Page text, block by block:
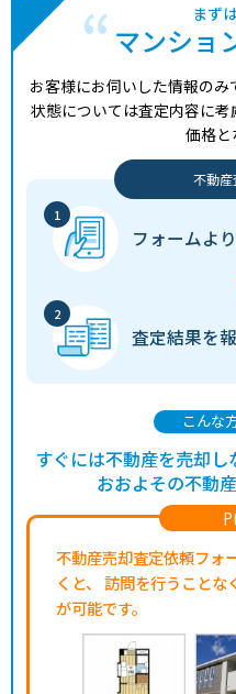
まず
マンショ
お客様にお伺いした情報のみ
状態については査定内容に
価格と
不動
フォームより
査定結果を
不動産売却査定依頼フォ
くと、
訪問を行うことな
が可能です。
こんな
すぐには不動産を売却し
おおよその不動